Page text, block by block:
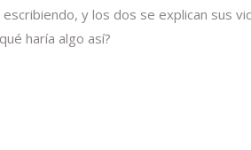
y los dos se explican sus
haría algo así?